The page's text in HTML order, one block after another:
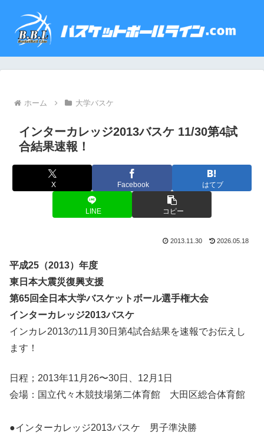
ホーム 大学バスケ
インターカレッジ2013バスケ 11/30第4試
合結果速報！
X Facebook はてブ
LINE コピー
2013.11.30 2026.05.18
平成25（2013）年度
東日本大震災復興支援
第65回全日本大学バスケットボール選手権大会
インターカレッジ2013バスケ
インカレ2013の11月30日第4試合結果を速報でお伝えし
ます！
日程；2013年11月26〜30日、12月1日
会場：国立代々木競技場第二体育館 大田区総合体育館
●インターカレッジ2013バスケ 男子準決勝